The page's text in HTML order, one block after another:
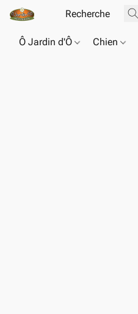
Ô Jardin d'Ô Chien